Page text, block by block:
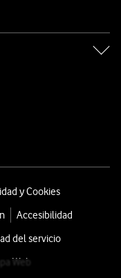
y Cookies
Accesibilidad
del servicio
Web